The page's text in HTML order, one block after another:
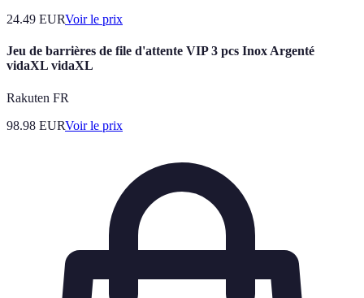
24.49 EURVoir le prix
Jeu de barrières de file d'attente VIP 3 pcs Inox Argenté
vidaXL vidaXL
Rakuten FR
98.98 EURVoir le prix